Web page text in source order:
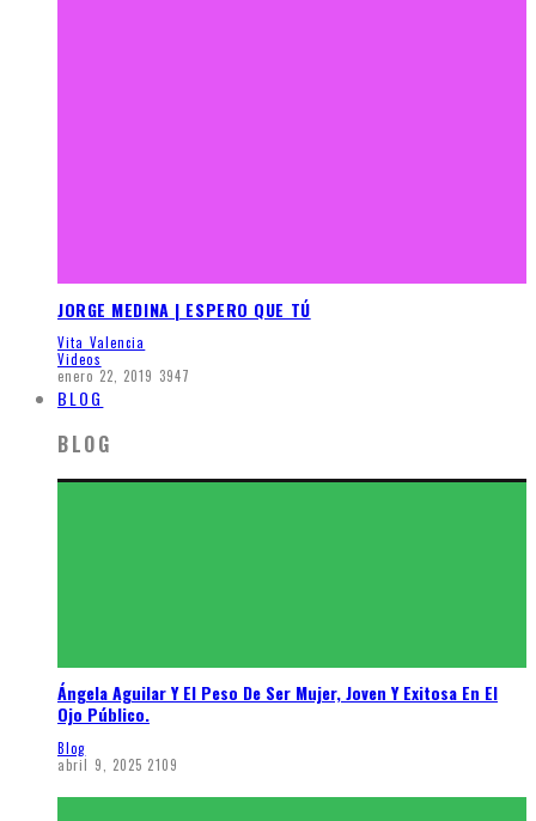
JORGE MEDINA | ESPERO QUE TÚ
Vita Valencia
Videos
enero 22, 2019 3947
BLOG
BLOG
Ángela Aguilar Y El Peso De Ser Mujer, Joven Y Exitosa En El
Ojo Público.
Blog
abril 9, 2025 2109